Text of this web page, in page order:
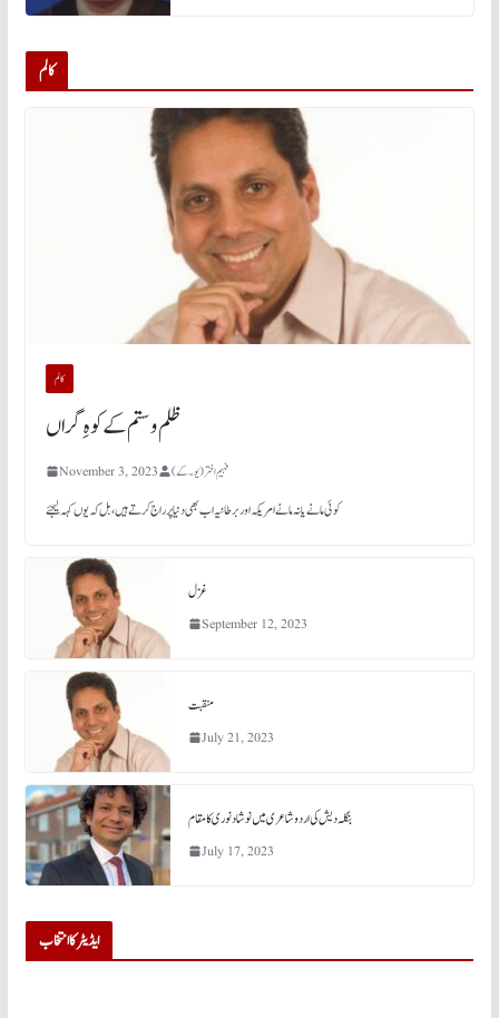
کالم
کالم
November 3, 2023 فہیم اختر (یو۔ کے)
کوئی مانے یا نہ مانے امریکہ اور برطانیہ اب بھی دنیا پر راج کرتے ہیں، بل کہ یوں کہہ لیجئے
غزل
September 12, 2023
منقبت
July 21, 2023
بنگلہ دیش کی اردو شاعری میں نوشاد نوری کا مقام
July 17, 2023
ایڈیٹر کا انتخاب